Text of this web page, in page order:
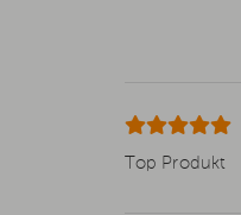
Top Produkt